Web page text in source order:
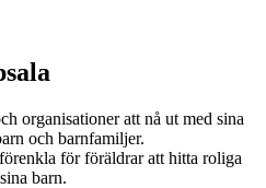
organisationer att nå ut med sina
och barnfamiljer.
för föräldrar att hitta roliga
barn.